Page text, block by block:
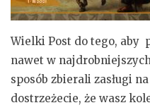
Wielki Post do tego, aby
nawet w
sposób zbierali zasługi
dostrzeżecie, że wasz